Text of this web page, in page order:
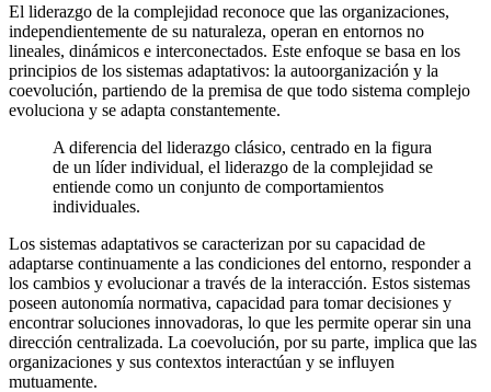
El liderazgo de la complejidad reconoce que las organizaciones,
independientemente de su naturaleza, operan en entornos no
lineales, dinámicos e interconectados. Este enfoque se basa en los
principios de los sistemas adaptativos: la autoorganización y la
coevolución, partiendo de la premisa de que todo sistema complejo
evoluciona y se adapta constantemente.
A diferencia del liderazgo clásico, centrado en la figura
de un líder individual, el liderazgo de la complejidad se
entiende como un conjunto de comportamientos
individuales.
Los sistemas adaptativos se caracterizan por su capacidad de
adaptarse continuamente a las condiciones del entorno, responder a
los cambios y evolucionar a través de la interacción. Estos sistemas
poseen autonomía normativa, capacidad para tomar decisiones y
encontrar soluciones innovadoras, lo que les permite operar sin una
dirección centralizada. La coevolución, por su parte, implica que las
organizaciones y sus contextos interactúan y se influyen
mutuamente.